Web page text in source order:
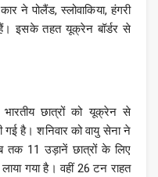
ने पोलैंड, स्लोवाकिया, हंगरी
इसके तहत यूक्रेन बॉर्डर से
छात्रों को यूक्रेन से
है। शनिवार को वायु सेना ने
तक 11 उड़ानें छात्रों के लिए
गया है। वहीं 26 टन राहत